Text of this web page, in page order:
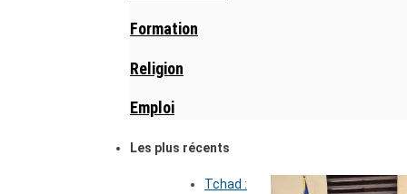
Formation
Religion
Emploi
Les plus récents
Tchad :